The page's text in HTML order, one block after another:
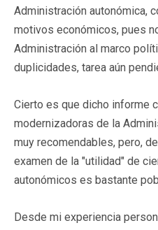
Administración autonómica,
motivos económicos, pues
Administración al marco
duplicidades, tarea aún
Cierto es que dicho informe
modernizadoras de la
muy recomendables, pero,
examen de la "utilidad" de
autonómicos es bastante
Desde mi experiencia